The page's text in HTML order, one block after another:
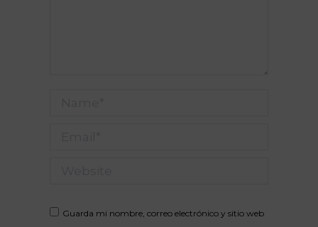
Guarda mi nombre, correo electrónico y sitio web